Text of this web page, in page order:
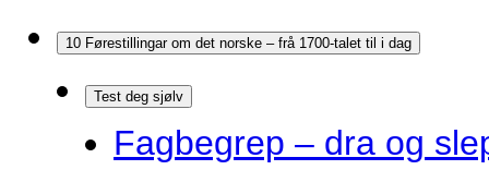
10 Førestillingar om det norske – frå 1700-talet til i dag
Test deg sjølv
Fagbegrep – dra og